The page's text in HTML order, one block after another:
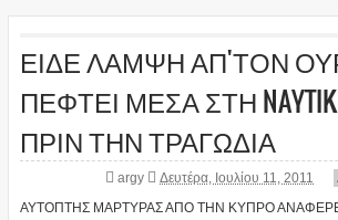
ΕΙΔΕ ΛΑΜΨΗ ΑΠ'ΤΟΝ
ΠΕΦΤΕΙ ΜΕΣΑ ΣΤΗ
ΠΡΙΝ ΤΗΝ ΤΡΑΓΩΔΙΑ
argy Δευτέρα, Ιουλίου 11, 2011
ΑΥΤΟΠΤΗΣ ΜΑΡΤΥΡΑΣ ΑΠΟ ΤΗΝ ΚΥΠΡΟ